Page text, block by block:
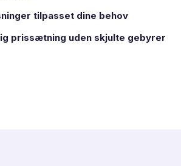
tilpasset dine behov
prissætning uden skjulte gebyrer